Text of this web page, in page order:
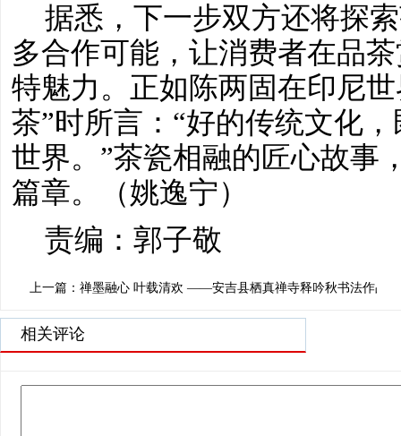
据悉，下一步双方还将探
多合作可能，让消费者在品
特魅力。正如陈两固在印尼
茶”时所言：“好的传统文化
世界。”茶瓷相融的匠心故事
篇章。
（姚逸宁）
责编：郭子敬
上一篇：禅墨融心 叶载清欢 ——安吉县栖真禅寺释吟秋书法作品
相关评论